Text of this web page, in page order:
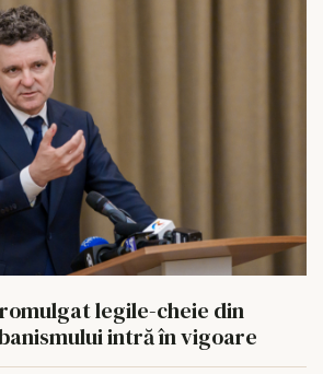
legile-cheie din
intră în vigoare